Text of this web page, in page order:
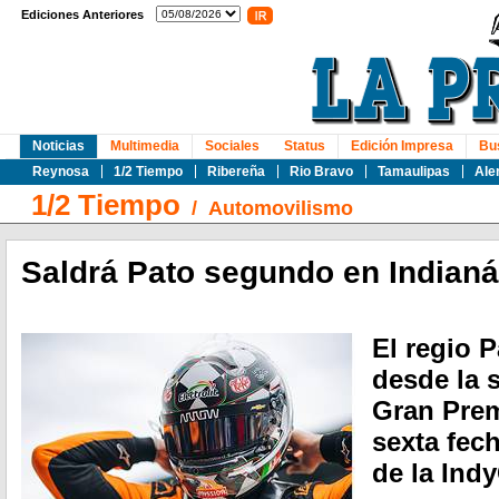
Ediciones Anteriores
Noticias
Reynosa
1/2 Tiempo Ribereña Rio Bravo Tamaulipas
Multimedia Sociales Status Edición Impresa
1/2 Tiempo / Automovilismo
Saldrá Pato segundo en
El regio
desde la
Gran
sexta
de la